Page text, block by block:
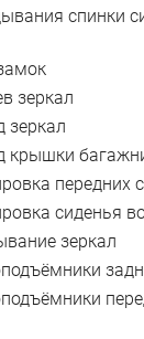
спинки
зеркал
зеркал
крышки
передних
сиденья
зеркал